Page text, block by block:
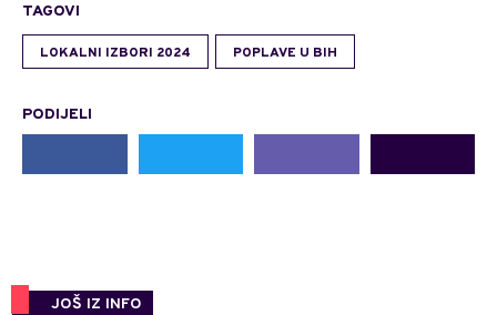
TAGOVI
LOKALNI IZBORI 2024 POPLAVE U BIH
PODIJELI
JOŠ IZ INFO